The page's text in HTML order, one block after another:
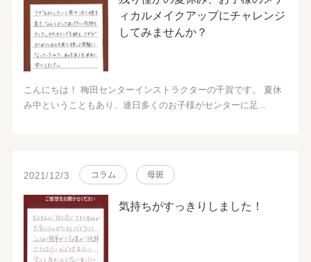
ィカルメイクアップにチャレンジ
してみませんか？
こんにちは！ 梅田センターインストラクターの千賀です。 夏休
み中ということもあり、連日多くのお子様がセンターに足...
2021/12/3 コラム 母斑
気持ちがすっきりしました！